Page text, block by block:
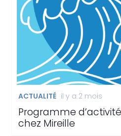
ACTUALITÉ il y a 2 mois
Programme
chez Mireille